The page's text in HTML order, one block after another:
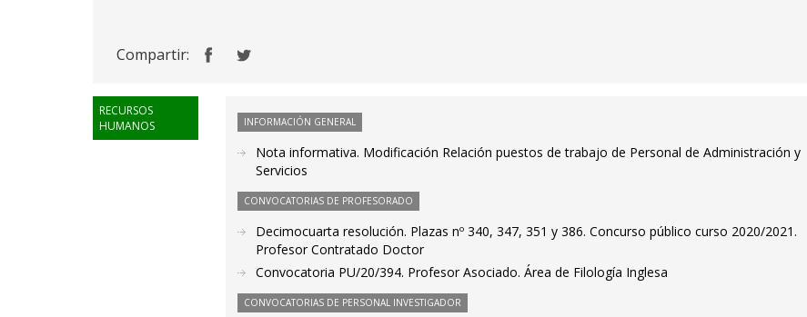
Compartir:
RECURSOS
HUMANOS
INFORMACIÓN GENERAL
Nota informativa. Modificación Relación puestos de trabajo de Personal de Administración y
Servicios
CONVOCATORIAS DE PROFESORADO
Decimocuarta resolución. Plazas nº 340, 347, 351 y 386. Concurso público curso 2020/2021.
Profesor Contratado Doctor
Convocatoria PU/20/394. Profesor Asociado. Área de Filología Inglesa
CONVOCATORIAS DE PERSONAL INVESTIGADOR